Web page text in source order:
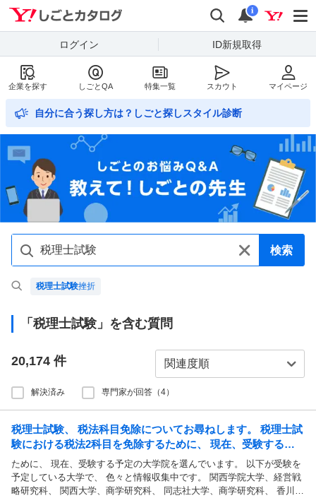
Yahoo!しごとカタログ
検索
通知
i
ログイン ID新規取得
企業を探す しごとQA 特集一覧 スカウト マイページ
自分に合う探し方は？しごと探しスタイル診断
検索
税理士試験挫折
「税理士試験」を含む質問
20,174 件
解決済み 専門家が回答（4）
税理士試験、 税法科目免除についてお尋ねします。 税理士試
験における税法2科目を免除するために、 現在、受験する予
定の大学院を選んでいます。 以下が受験...
ために、 現在、受験する予定の大学院を選んでいます。 以下が受験を
予定している大学で、 色々と情報収集中です。 関西学院大学、経営戦
略研究科、 関西大学、商学研究科、 同志社大学、商学研究科、 香川大